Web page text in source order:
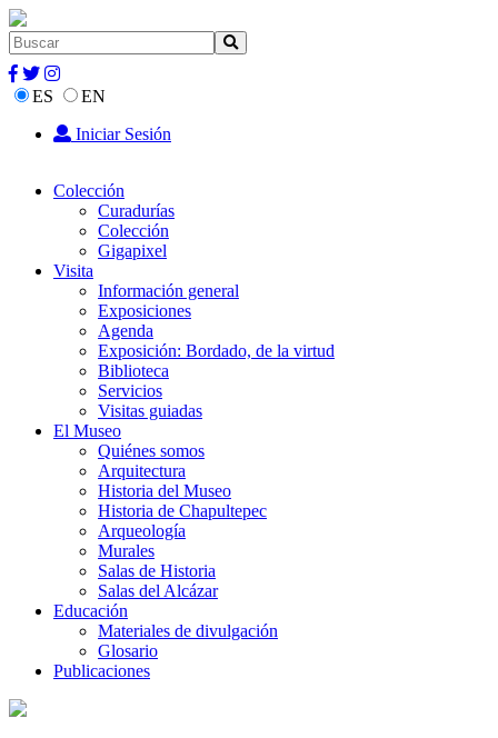
ES
EN
Iniciar Sesión
Colección
Curadurías
Colección
Gigapixel
Visita
Información general
Exposiciones
Agenda
Exposición: Bordado, de la virtud
Biblioteca
Servicios
Visitas guiadas
El Museo
Quiénes somos
Arquitectura
Historia del Museo
Historia de Chapultepec
Arqueología
Murales
Salas de Historia
Salas del Alcázar
Educación
Materiales de divulgación
Glosario
Publicaciones